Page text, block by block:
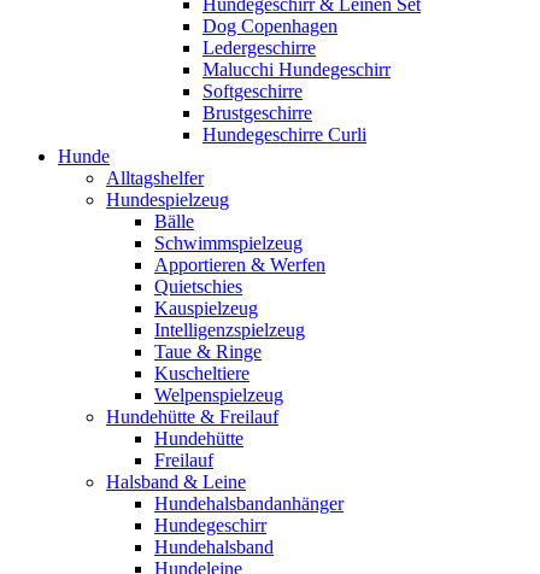
Hundegeschirr & Leinen Set
Dog Copenhagen
Ledergeschirre
Malucchi Hundegeschirr
Softgeschirre
Brustgeschirre
Hundegeschirre Curli
Hunde
Alltagshelfer
Hundespielzeug
Bälle
Schwimmspielzeug
Apportieren & Werfen
Quietschies
Kauspielzeug
Intelligenzspielzeug
Taue & Ringe
Kuscheltiere
Welpenspielzeug
Hundehütte & Freilauf
Hundehütte
Freilauf
Halsband & Leine
Hundehalsbandanhänger
Hundegeschirr
Hundehalsband
Hundeleine